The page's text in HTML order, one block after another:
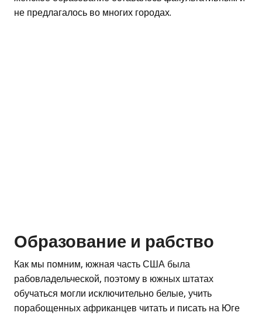
не предлагалось во многих городах.
Образование и рабство
Как мы помним, южная часть США была
рабовладельческой, поэтому в южных штатах
обучаться могли исключительно белые, учить
порабощенных африканцев читать и писать на Юге